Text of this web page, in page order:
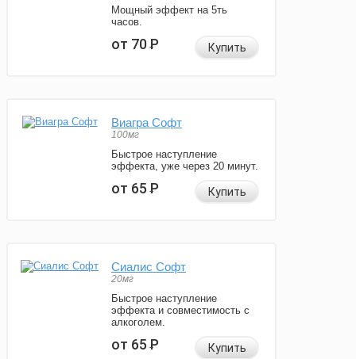
Мощный эффект на 5ть
часов.
от 70Р Купить
Виагра Софт
100мг
Быстрое наступление
эффекта, уже через 20 минут.
от 65Р Купить
Сиалис Софт
20мг
Быстрое наступление
эффекта и совместимость с
алкоголем.
от 65Р Купить